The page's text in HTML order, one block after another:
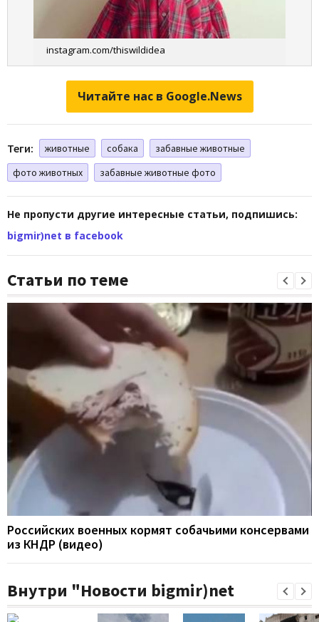
instagram.com/thiswildidea
Читайте нас в Google.News
Теги: животные собака
забавные животные
фото животных
забавные животные фото
Не пропусти другие интересные статьи, подпишись:
bigmir)net в facebook
Статьи по теме
Российских военных кормят собачьими консервами
из КНДР (видео)
Внутри "Новости bigmir)net